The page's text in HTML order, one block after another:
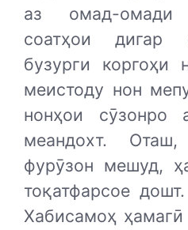
аз омад-омади
соатҳои дигар
бузурги коргоҳи
меистоду нон
нонҳои сӯзонро
меандохт.
фурӯзон мешуд,
тоқатфарсое
Хабисамоҳ